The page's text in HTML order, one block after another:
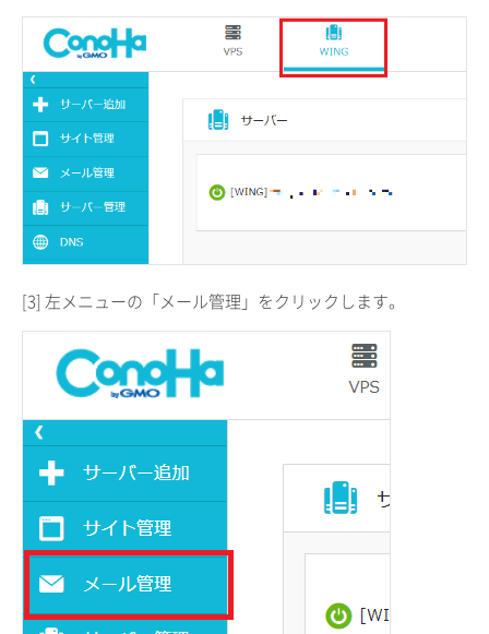
[3] 左メニューの「メール管理」をクリックします。